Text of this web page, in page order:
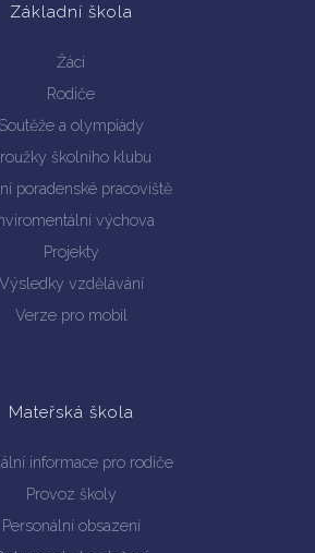
Základní škola
Žáci
Rodiče
Soutěže a olympiády
školního klubu
poradenské pracoviště
výchova
Projekty
Výsledky vzdělávání
Verze pro mobil
Mateřská škola
informace pro rodiče
Provoz školy
Personální obsazení